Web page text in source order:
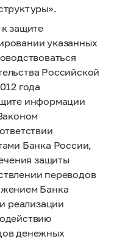
защите
указанных
Российской
года
информации
Банка России,
защиты
переводов
Банка
реализации
денежных